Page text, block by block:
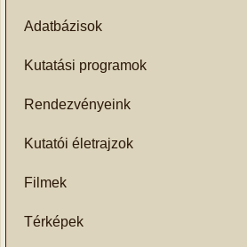
Adatbázisok
Kutatási programok
Rendezvényeink
Kutatói életrajzok
Filmek
Térképek